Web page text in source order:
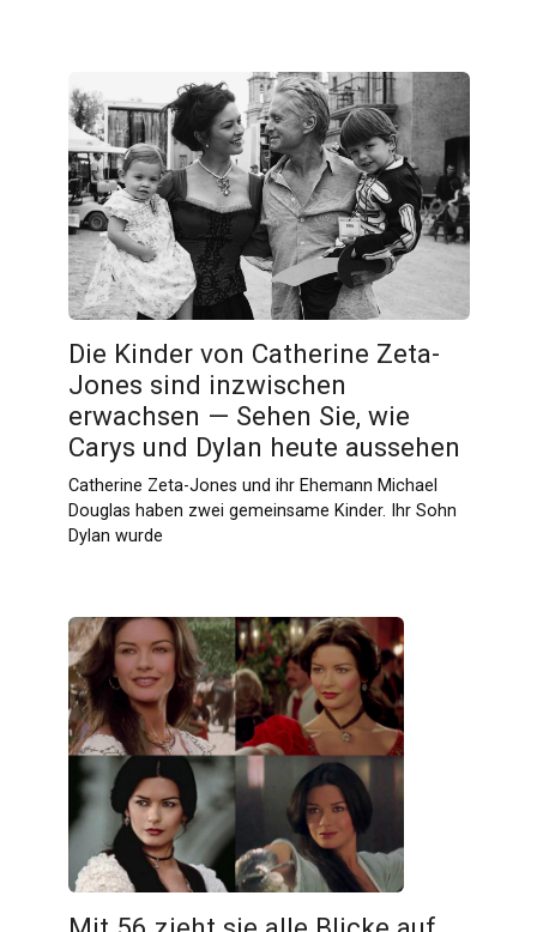
Die Kinder von Catherine Zeta-
Jones sind inzwischen
erwachsen — Sehen Sie, wie
Carys und Dylan heute aussehen
Catherine Zeta-Jones und ihr Ehemann Michael
Douglas haben zwei gemeinsame Kinder. Ihr Sohn
Dylan wurde